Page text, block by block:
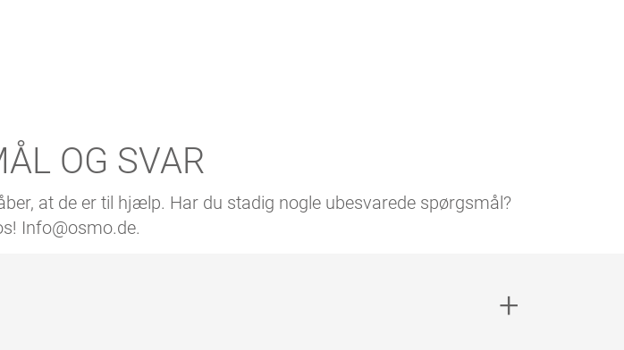
OG SVAR
at de er til hjælp. Har du stadig nogle ubesvarede spørgsmål?
Info@osmo.de.